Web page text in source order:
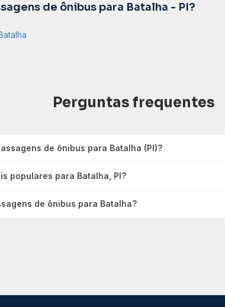
de ônibus para Batalha - PI?
Perguntas frequentes
de ônibus para Batalha (PI)?
populares para Batalha, PI?
de ônibus para Batalha?